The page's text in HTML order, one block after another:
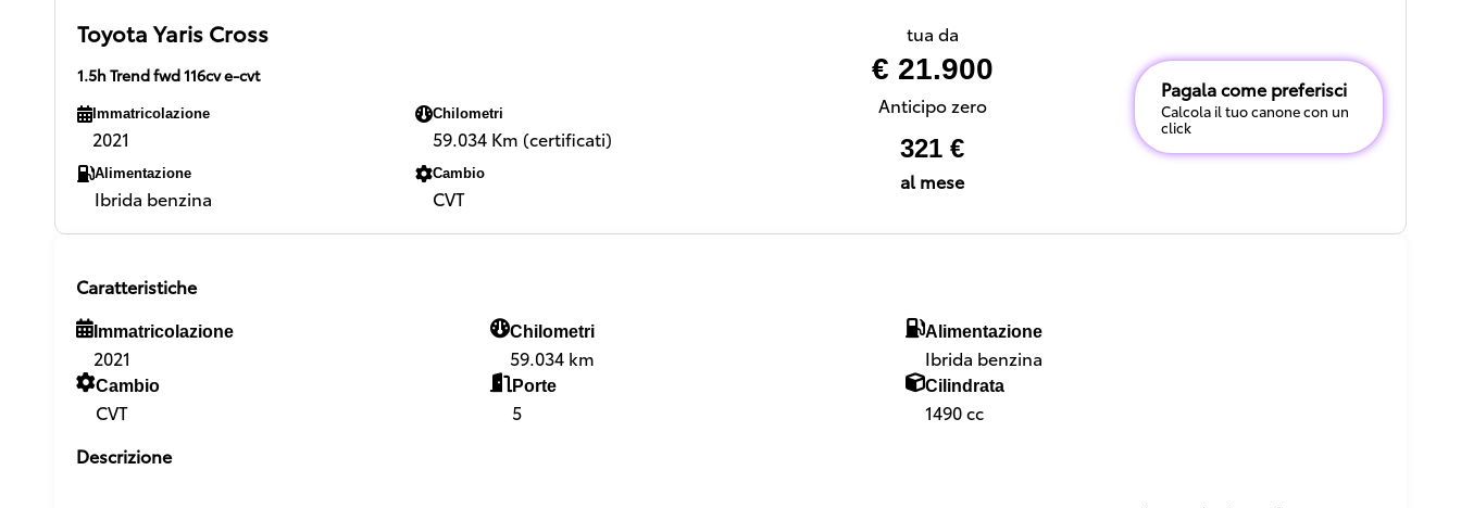
Toyota Yaris Cross
1.5h Trend fwd 116cv e-cvt
Immatricolazione
2021
Chilometri
59.034 Km (certificati)
Alimentazione
Ibrida benzina
Cambio
CVT
tua da
€ 21.900
Anticipo zero
321 €
al mese
Pagala come preferisci
Calcola il tuo canone con un
click
Caratteristiche
Immatricolazione
2021
Chilometri
59.034 km
Alimentazione
Ibrida benzina
Cambio
CVT
Porte
5
Cilindrata
1490 cc
Descrizione